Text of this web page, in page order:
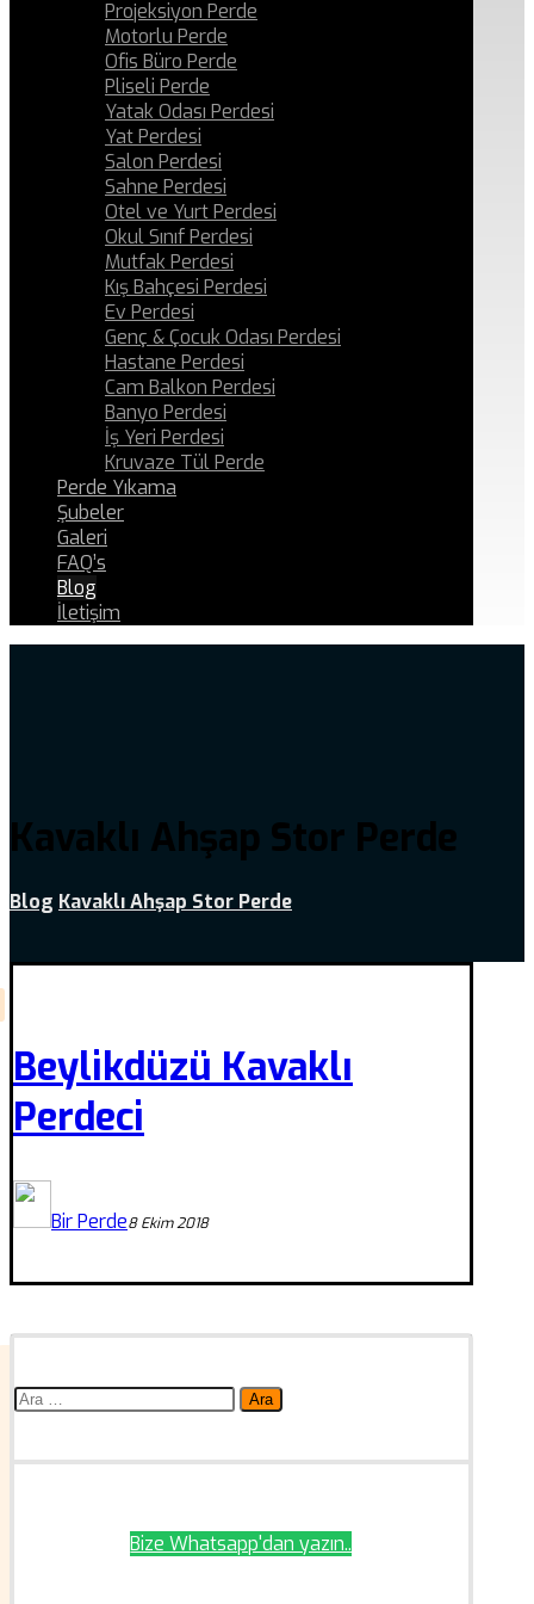
Projeksiyon Perde
Motorlu Perde
Ofis Büro Perde
Pliseli Perde
Yatak Odası Perdesi
Yat Perdesi
Salon Perdesi
Sahne Perdesi
Otel ve Yurt Perdesi
Okul Sınıf Perdesi
Mutfak Perdesi
Kış Bahçesi Perdesi
Ev Perdesi
Genç & Çocuk Odası Perdesi
Hastane Perdesi
Cam Balkon Perdesi
Banyo Perdesi
İş Yeri Perdesi
Kruvaze Tül Perde
Perde Yıkama
Şubeler
Galeri
FAQ’s
Blog
İletişim
Kavaklı Ahşap Stor Perde
Blog Kavaklı Ahşap Stor Perde
Beylikdüzü Kavaklı
Perdeci
Bir Perde8 Ekim 2018
Arama:
Bize Whatsapp'dan yazın..